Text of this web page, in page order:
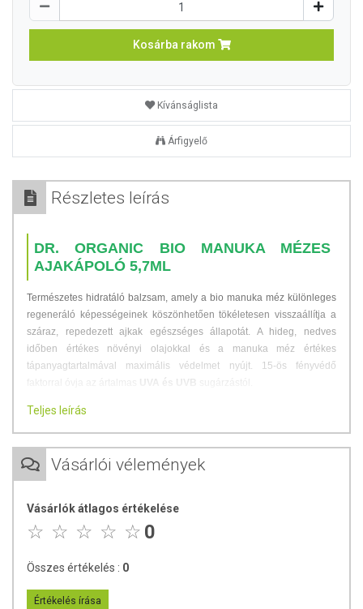
Kosárba rakom
Kívánságlista
Árfigyelő
Részletes leírás
DR. ORGANIC BIO MANUKA MÉZES
AJAKÁPOLÓ 5,7ML
Természetes hidratáló balzsam, amely a bio manuka méz különleges
regeneráló képességeinek köszönhetően tökéletesen visszaállítja a
száraz, repedezett ajkak egészséges állapotát. A hideg, nedves
időben értékes növényi olajokkal és a manuka méz értékes
tápanyagtartalmával maximális védelmet nyújt. 15-ös fényvédő
UVA és UVB
ÖSSZETEVŐK
Bioaktív, természetes, bio alapanyagok:Propolisz, Manuka méz, E-
vitamin, Sheavaj
EGYÉB INFORMÁCIÓK A TERMÉKRŐL
A termék minőségét megőrzi:
Teljes leírás
Vásárlói vélemények
Vásárlók átlagos értékelése
0
Összes értékelés : 0
Értékelés írása